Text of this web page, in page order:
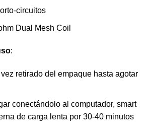
circuitos
Dual Mesh Coil
:
retirado del empaque hasta agotar
conectándolo al computador, smart
de carga lenta por 30-40 minutos